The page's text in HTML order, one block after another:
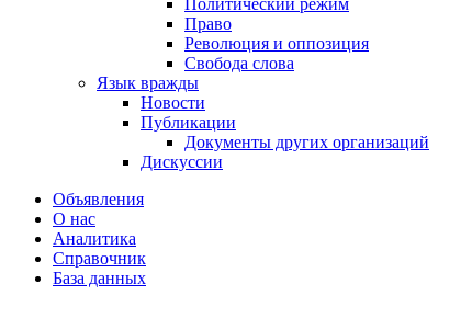
Политический режим
Право
Революция и оппозиция
Свобода слова
Язык вражды
Новости
Публикации
Документы других организаций
Дискуссии
Объявления
О нас
Аналитика
Справочник
База данных